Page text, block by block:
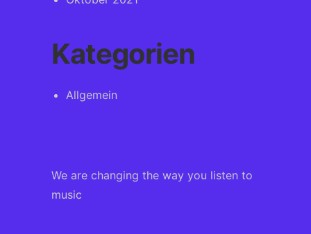
Kategorien
Allgemein
We are changing the way you listen to
music